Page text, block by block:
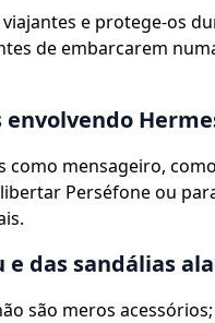
e protege-os
de embarcarem
mensageiro,
Perséfone ou
das sandálias
são meros